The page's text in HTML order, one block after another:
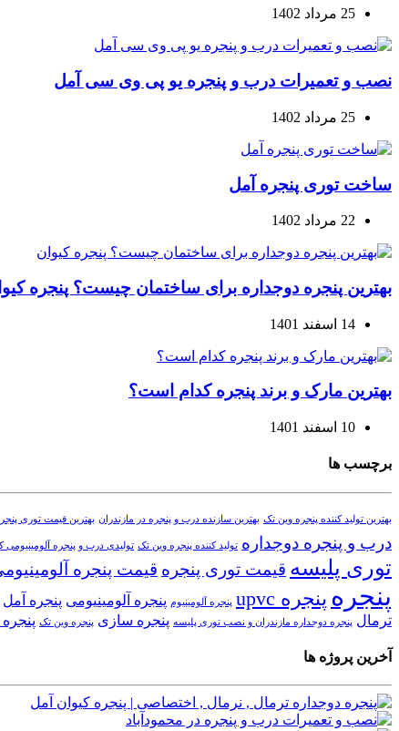
25 مرداد 1402
نصب و تعمیرات درب و پنجره یو پی وی سی آمل
25 مرداد 1402
ساخت توری پنجره آمل
22 مرداد 1402
بهترین پنجره دوجداره برای ساختمان چیست؟ پنجره
14 اسفند 1401
بهترین مارک و برند پنجره کدام است؟
10 اسفند 1401
برچسب ها
بهترین تولید کننده پنجره وین تک بهترین سازنده درب و پنجره در مازندران بهترین قیمت توری
درب و پنجره دوجداره تولید کننده پنجره وین تک تولیدی درب و پنجره آلومینیومی
توری پلیسه قیمت توری پنجره قیمت پنجره
پنجره پنجره upvc پنجره آلومینیوم پنجره آلومینیومی پنجره آمل
ترمال پنجره دوجداره مازندران و نصب توری پلیسه پنجره سازی پنجره وین تک
آخرین پروژه ها